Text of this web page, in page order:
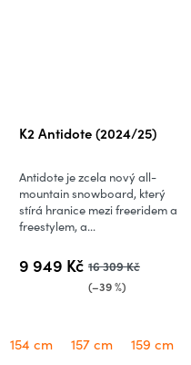
K2 Antidote (2024/25)
9 949 Kč 16 309 Kč
(–39 %)
Antidote je zcela nový all-
mountain snowboard, který
stírá hranice mezi freeridem a
freestylem, a...
154 cm 157 cm 159 cm